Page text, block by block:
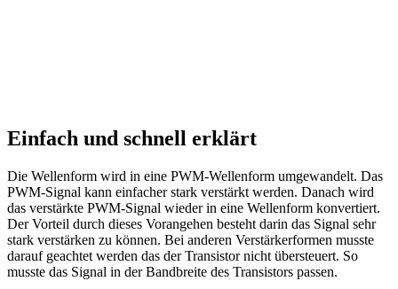
Einfach und schnell erklärt
Die Wellenform wird in eine PWM-Wellenform umgewandelt. Das
PWM-Signal kann einfacher stark verstärkt werden. Danach wird
das verstärkte PWM-Signal wieder in eine Wellenform konvertiert.
Der Vorteil durch dieses Vorangehen besteht darin das Signal sehr
stark verstärken zu können. Bei anderen Verstärkerformen musste
darauf geachtet werden das der Transistor nicht übersteuert. So
musste das Signal in der Bandbreite des Transistors passen.